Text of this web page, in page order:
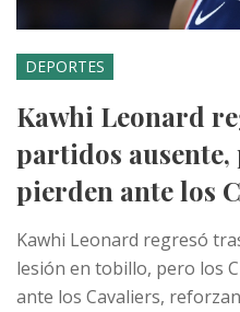
DEPORTES
Kawhi Leonard
partidos
pierden ante los
Kawhi Leonard regresó
lesión en tobillo, pero los
ante los Cavaliers,